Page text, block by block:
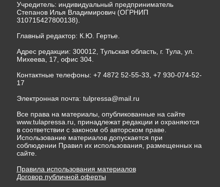
Учредитель: индивидуальный предприниматель
Степанов Илья Владимирович (ОГРНИП
310715427800138).
Главный редактор: К.Ю. Гертье.
Адрес редакции: 300012, Тульская область, г. Тула, ул.
Михеева, 17, офис 304.
Контактные телефоны: +7 4872 52-55-33, +7 930-074-52-
17
Электронная почта: tulpressa@mail.ru
Все права на материалы, опубликованные на сайте
www.tulapressa.ru, принадлежат редакции и охраняются
в соответствии с законом об авторском праве.
Использование материалов допускается при
соблюдении Правил их использования, размещенных на
сайте.
Правила использования материалов
Договор публичной оферты